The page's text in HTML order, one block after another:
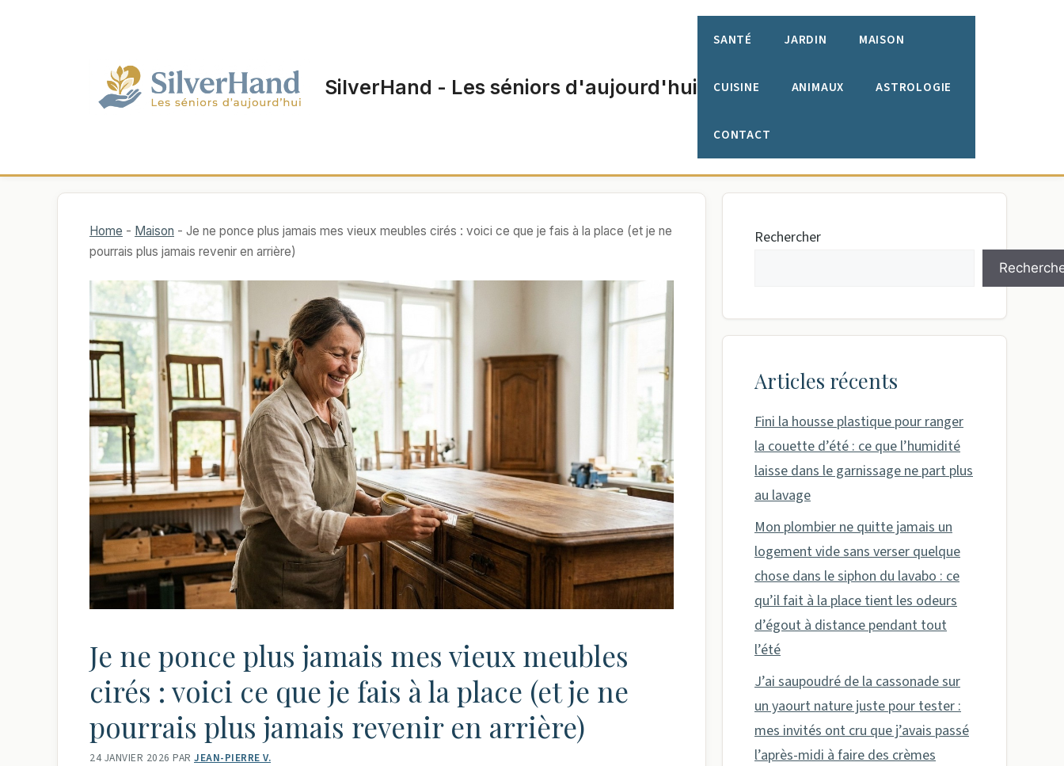
SilverHand - Les séniors d'aujourd'hui
SANTÉ JARDIN MAISON
CUISINE ANIMAUX ASTROLOGIE
CONTACT
Home - Maison - Je ne ponce plus jamais mes vieux meubles cirés : voici ce que je fais à la place (et je ne
pourrais plus jamais revenir en arrière)
Je ne ponce plus jamais mes vieux meubles
cirés : voici ce que je fais à la place (et je ne
pourrais plus jamais revenir en arrière)
24 JANVIER 2026 PAR JEAN-PIERRE V.
Rechercher
Articles récents
Fini la housse plastique pour ranger
la couette d’été : ce que l’humidité
laisse dans le garnissage ne part plus
au lavage
Mon plombier ne quitte jamais un
logement vide sans verser quelque
chose dans le siphon du lavabo : ce
qu’il fait à la place tient les odeurs
d’égout à distance pendant tout
l’été
J’ai saupoudré de la cassonade sur
un yaourt nature juste pour tester :
mes invités ont cru que j’avais passé
l’après-midi à faire des crèmes